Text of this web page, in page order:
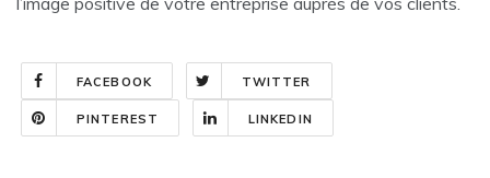
FACEBOOK TWITTER
PINTEREST LINKEDIN